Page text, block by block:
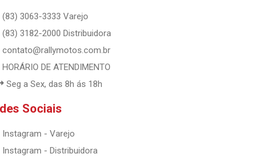
(83) 3063-3333 Varejo
(83) 3182-2000 Distribuidora
contato@rallymotos.com.br
HORÁRIO DE ATENDIMENTO
Seg a Sex, das 8h ás 18h
Sociais
Instagram - Varejo
Instagram - Distribuidora